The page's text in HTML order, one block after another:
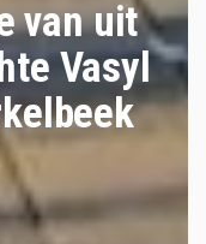
van uit
Vasyl